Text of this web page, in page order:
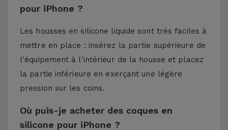
pour iPhone ?
Les housses en silicone liquide sont très faciles à
mettre en place : insérez la partie supérieure de
l'équipement à l'intérieur de la housse et placez
la partie inférieure en exerçant une légère
pression sur les coins.
Où puis-je acheter des coques en
silicone pour iPhone ?